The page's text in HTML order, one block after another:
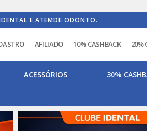
E ATEMDE ODONTO.
AFILIADO 10% CASHBACK 20%
ACESSÓRIOS 30%